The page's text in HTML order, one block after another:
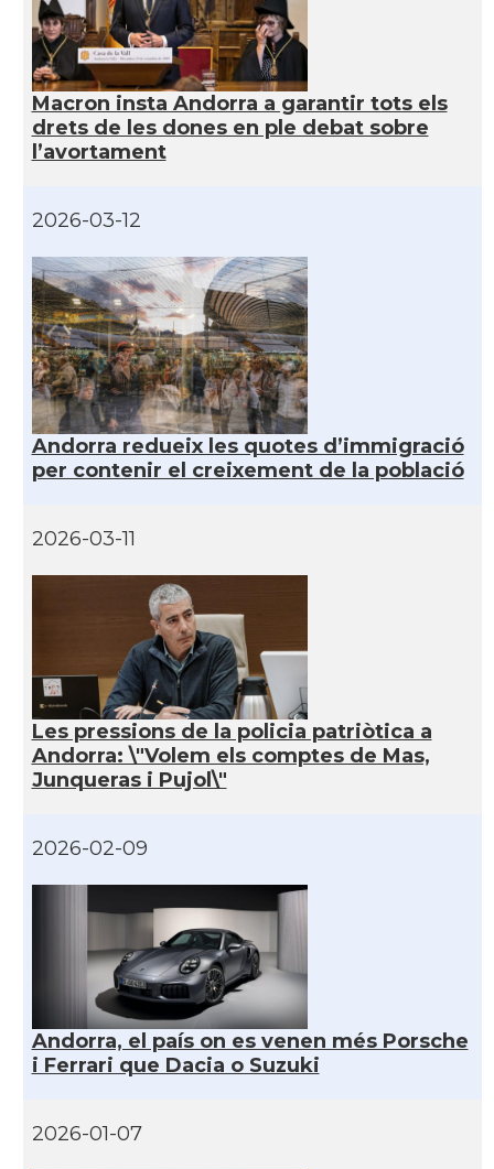
Macron insta Andorra a garantir tots els
drets de les dones en ple debat sobre
l’avortament
2026-03-12
Andorra redueix les quotes d’immigració
per contenir el creixement de la població
2026-03-11
Les pressions de la policia patriòtica a
Andorra: \"Volem els comptes de Mas,
Junqueras i Pujol\"
2026-02-09
Andorra, el país on es venen més Porsche
i Ferrari que Dacia o Suzuki
2026-01-07